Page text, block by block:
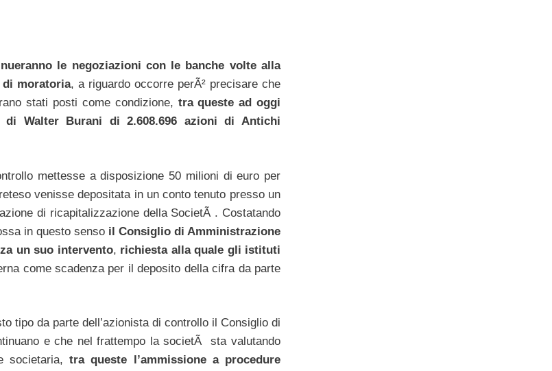
le negoziazioni con le banche volte alla
di moratoria, a riguardo occorre perÃ² precisare che
stati posti come condizione, tra queste ad oggi
Walter Burani di 2.608.696 azioni di Antichi
mettesse a disposizione 50 milioni di euro per
venisse depositata in un conto tenuto presso un
di ricapitalizzazione della SocietÃ . Costatando
in questo senso il Consiglio di Amministrazione
un suo intervento, richiesta alla quale gli istituti
come scadenza per il deposito della cifra da parte
tipo da parte dell’azionista di controllo il Consiglio di
e che nel frattempo la societÃ sta valutando
societaria,tra queste l’ammissione a procedure